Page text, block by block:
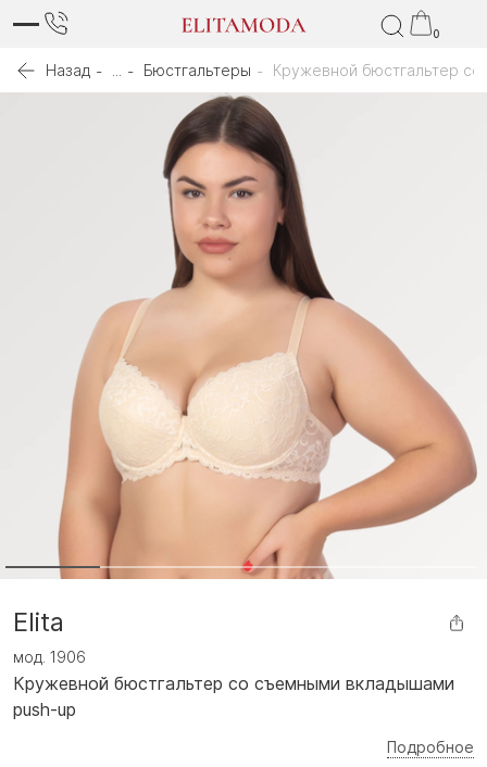
0
Назад Бюстгальтеры Кружевной бюстгальтер
Elita
мод. 1906
Кружевной бюстгальтер со съемными вкладышами
push-up
Подробное